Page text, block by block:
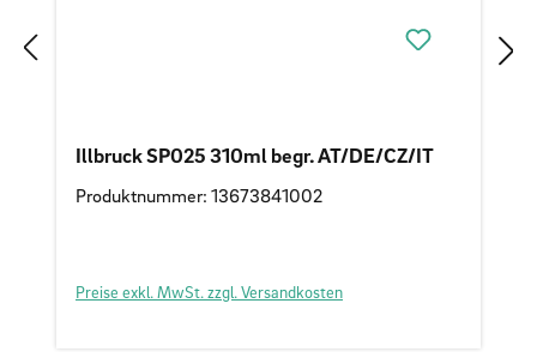
Illbruck SP025 310ml begr. AT/DE/CZ/IT
Produktnummer: 13673841002
Preise exkl. MwSt. zzgl. Versandkosten